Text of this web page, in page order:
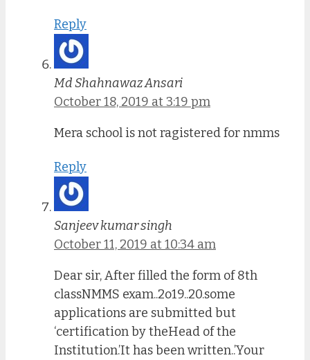
Reply
Md Shahnawaz Ansari
October 18, 2019 at 3:19 pm
Mera school is not ragistered for nmms
Reply
Sanjeev kumar singh
October 11, 2019 at 10:34 am
Dear sir, After filled the form of 8th
classNMMS exam..2o19..20.some
applications are submitted but
‘certification by theHead of the
Institution.’It has been written..’Your